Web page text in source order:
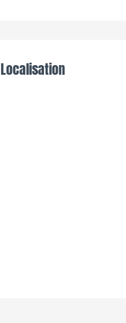
Localisation